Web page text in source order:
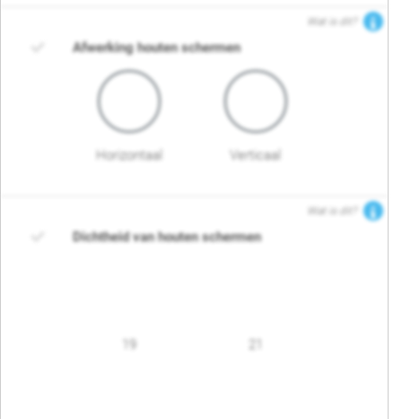
Wat is dit?
Afwerking houten schermen
Horizontaal Verticaal
Wat is dit?
Dichtheid van houten schermen
19